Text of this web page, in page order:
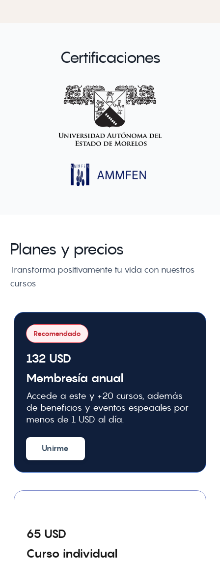
Certificaciones
Planes y precios
Transforma positivamente tu vida con nuestros
cursos
Recomendado
132 USD
Membresía anual
Accede a este y +20 cursos, además
de beneficios y eventos especiales por
menos de 1 USD al día.
Unirme
65 USD
Curso individual